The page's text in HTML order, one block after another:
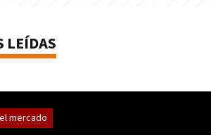
LEÍDAS
mercado